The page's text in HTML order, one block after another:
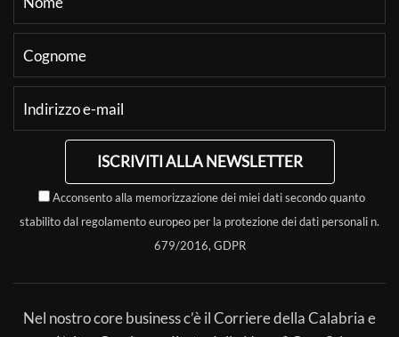
ISCRIVITI ALLA NEWSLETTER
Acconsento alla memorizzazione dei miei dati secondo quanto
stabilito dal regolamento europeo per la protezione dei dati personali n.
679/2016, GDPR
Nel nostro core business c’è il Corriere della Calabria e